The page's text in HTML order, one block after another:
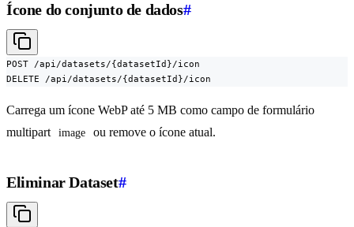
Ícone do conjunto de dados#
POST /api/datasets/{datasetId}/icon
DELETE /api/datasets/{datasetId}/icon
Carrega um ícone WebP até 5 MB como campo de formulário
multipart
image ou remove o ícone atual.
Eliminar Dataset#